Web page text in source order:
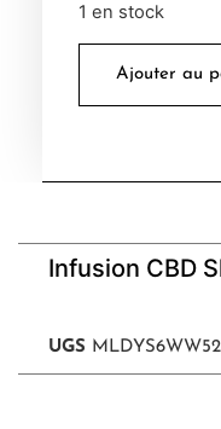
1 en stock
Ajouter au
Infusion CBD
UGS